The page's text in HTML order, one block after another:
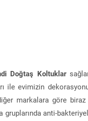
Doğtaş Koltuklar
ile evimizin
markalara göre
gruplarında anti-